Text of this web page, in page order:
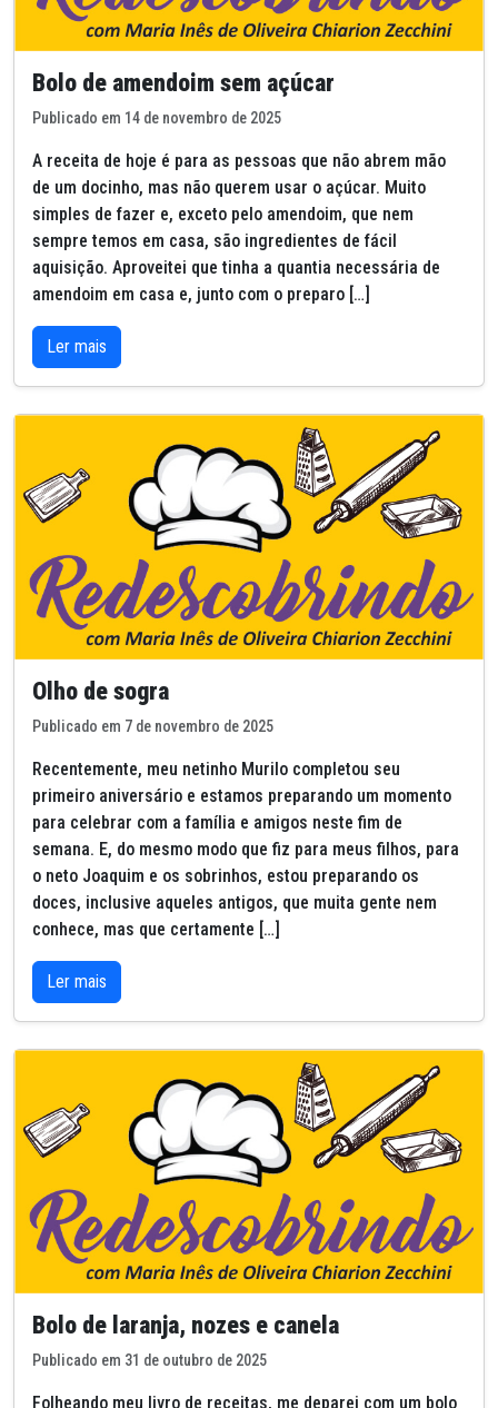
Bolo de amendoim sem açúcar
Publicado em 14 de novembro de 2025
A receita de hoje é para as pessoas que não abrem mão
de um docinho, mas não querem usar o açúcar. Muito
simples de fazer e, exceto pelo amendoim, que nem
sempre temos em casa, são ingredientes de fácil
aquisição. Aproveitei que tinha a quantia necessária de
amendoim em casa e, junto com o preparo […]
Ler mais
Olho de sogra
Publicado em 7 de novembro de 2025
Recentemente, meu netinho Murilo completou seu
primeiro aniversário e estamos preparando um momento
para celebrar com a família e amigos neste fim de
semana. E, do mesmo modo que fiz para meus filhos, para
o neto Joaquim e os sobrinhos, estou preparando os
doces, inclusive aqueles antigos, que muita gente nem
conhece, mas que certamente […]
Ler mais
Bolo de laranja, nozes e canela
Publicado em 31 de outubro de 2025
Folheando meu livro de receitas, me deparei com um bolo